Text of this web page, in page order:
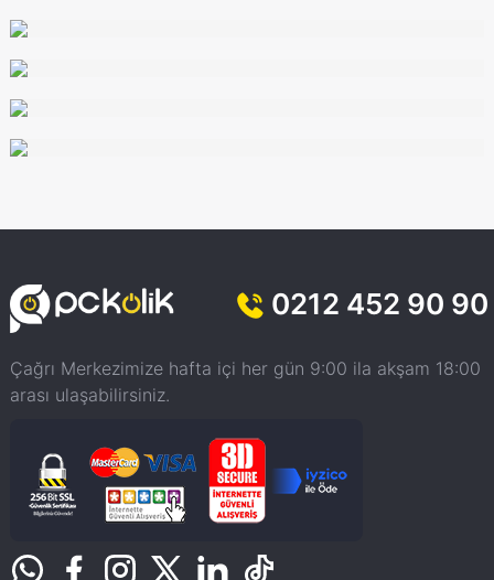
0212 452 90 90
Çağrı Merkezimize hafta içi her gün 9:00 ila akşam 18:00
arası ulaşabilirsiniz.